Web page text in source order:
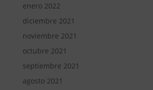
enero 2022
diciembre 2021
noviembre 2021
octubre 2021
septiembre 2021
agosto 2021